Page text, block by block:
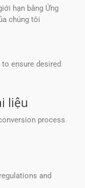
hạn bằng Ứng
chúng tôi
ensure desired
liệu
process
and